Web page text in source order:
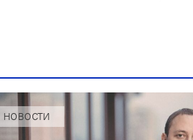
НОВОСТИ